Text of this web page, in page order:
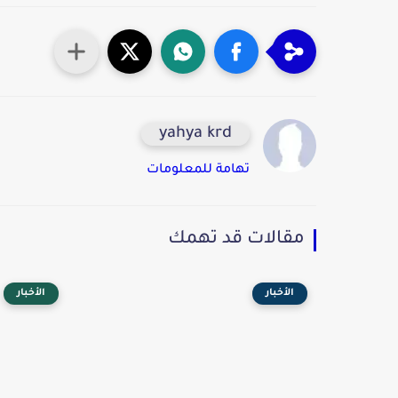
yahya krd
تهامة للمعلومات
مقالات قد تهمك
الأخبار الأخبار